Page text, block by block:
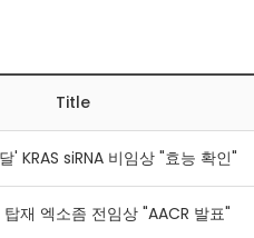
Title
KRAS siRNA 비임상 "효능 확인"
재 엑소좀 전임상 "AACR 발표"